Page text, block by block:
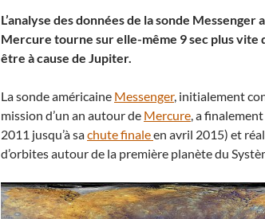
L’analyse des données de la sonde Messenger
Mercure tourne sur elle-même 9 sec plus vite
être à cause de Jupiter.
La sonde américaine Messenger, initialement
mission d’un an autour de Mercure, a
2011 jusqu’à sachute finaleen avril 2015) et
d’orbites autour de la première planète du